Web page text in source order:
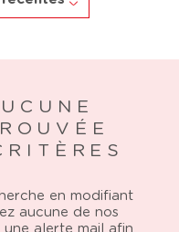
en modifiant
aucune de nos
alerte mail afin